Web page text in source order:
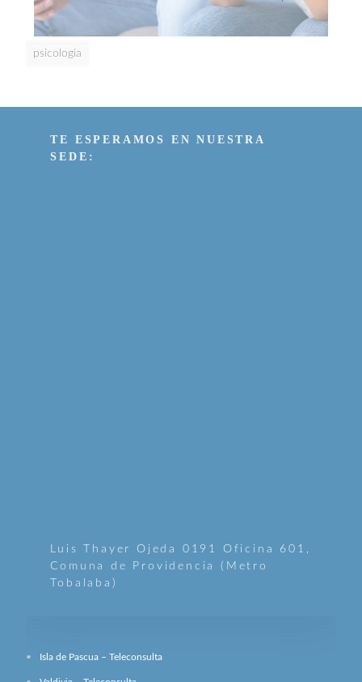
psicologia
TE ESPERAMOS EN NUESTRA
SEDE:
Luis Thayer Ojeda 0191 Oficina 601,
Comuna de Providencia (Metro
Tobalaba)
Isla de Pascua – Teleconsulta